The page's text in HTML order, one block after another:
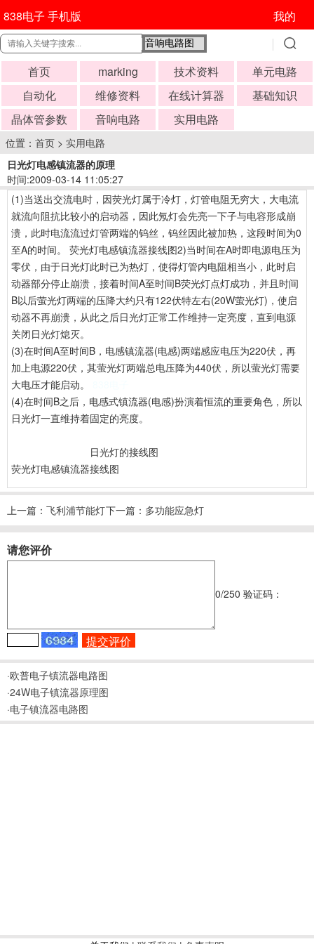
838电子 手机版 我的
首页 marking 技术资料
单元电路
自动化
维修资料 在线计算器
基础知识
晶体管参数
音响电路 实用电路
位置： 首页 > 实用电路
日光灯电感镇流器的原理
时间:2009-03-14 11:05:27
(1)当送出交流电时，因荧光灯属于冷灯，灯管电阻无穷大，大电流
就流向阻抗比较小的启动器，因此氖灯会先亮一下子与电容形成崩
溃，此时电流流过灯管两端的钨丝，钨丝因此被加热，这段时间为0
至A的时间。 荧光灯电感镇流器接线图2)当时间在A时即电源电压为
零伏，由于日光灯此时已为热灯，使得灯管内电阻相当小，此时启
动器部分停止崩溃，接着时间A至时间B荧光灯点灯成功，并且时间
B以后萤光灯两端的压降大约只有122伏特左右(20W萤光灯)，使启
动器不再崩溃，从此之后日光灯正常工作维持一定亮度，直到电源
关闭日光灯熄灭。
(3)在时间A至时间B，电感镇流器(电感)两端感应电压为220伏，再
加上电源220伏，其萤光灯两端总电压降为440伏，所以萤光灯需要
大电压才能启动。
(4)在时间B之后，电感式镇流器(电感)扮演着恒流的重要角色，所以
日光灯一直维持着固定的亮度。
日光灯的接线图
荧光灯电感镇流器接线图
上一篇： 飞利浦节能灯下一篇： 多功能应急灯
请您评价
0/250 验证码：
·欧普电子镇流器电路图
·24W电子镇流器原理图
·电子镇流器电路图